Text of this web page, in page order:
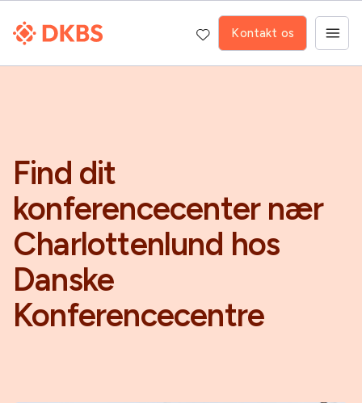
Kontakt os
Find dit
konferencecenter nær
Charlottenlund hos
Danske
Konferencecentre